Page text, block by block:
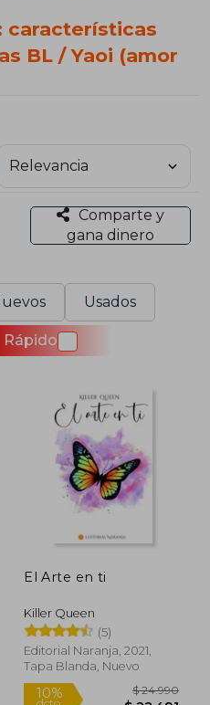
características
BL / Yaoi (amor
Comparte y
gana dinero
Usados
Rápido
El Arte en ti
Killer Queen
(5)
Editorial Naranja, 2021,
Tapa Blanda, Nuevo